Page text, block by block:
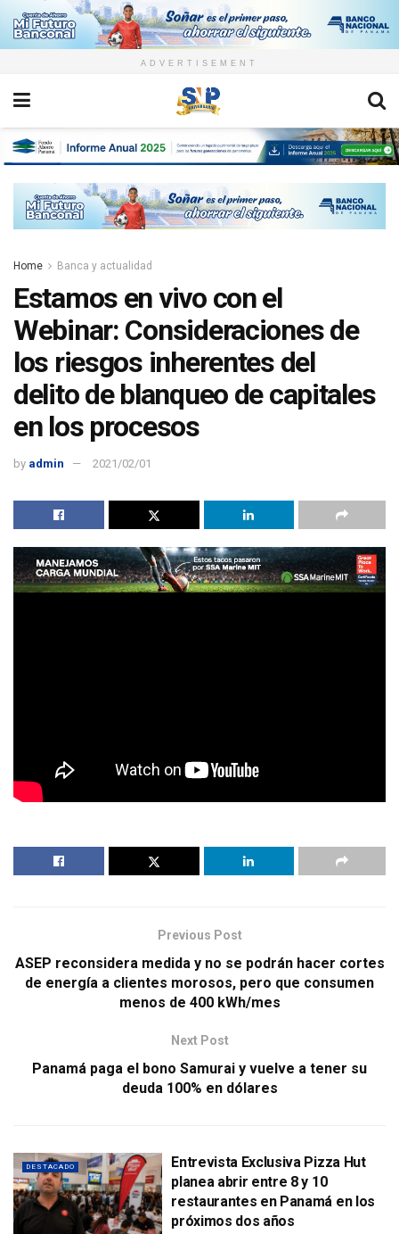
ADVERTISEMENT
Home Banca y actualidad
Estamos en vivo con el
Webinar: Consideraciones de
los riesgos inherentes del
delito de blanqueo de capitales
en los procesos
by admin 2021/02/01
Previous Post
ASEP reconsidera medida y no se podrán hacer cortes
de energía a clientes morosos, pero que consumen
menos de 400 kWh/mes
Next Post
Panamá paga el bono Samurai y vuelve a tener su
deuda 100% en dólares
DESTACADO
Entrevista Exclusiva Pizza Hut
planea abrir entre 8 y 10
restaurantes en Panamá en los
próximos dos años